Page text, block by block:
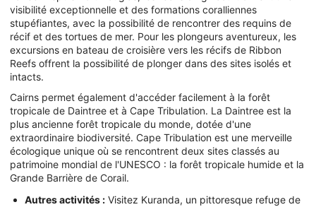
visibilité exceptionnelle et des formations coralliennes
stupéfiantes, avec la possibilité de rencontrer des requins de
récif et des tortues de mer. Pour les plongeurs aventureux, les
excursions en bateau de croisière vers les récifs de Ribbon
Reefs offrent la possibilité de plonger dans des sites isolés et
intacts.
Cairns permet également d'accéder facilement à la forêt
tropicale de Daintree et à Cape Tribulation. La Daintree est la
plus ancienne forêt tropicale du monde, dotée d'une
extraordinaire biodiversité. Cape Tribulation est une merveille
écologique unique où se rencontrent deux sites classés au
patrimoine mondial de l'UNESCO : la forêt tropicale humide et la
Grande Barrière de Corail.
Autres activités : Visitez Kuranda, un pittoresque refuge de